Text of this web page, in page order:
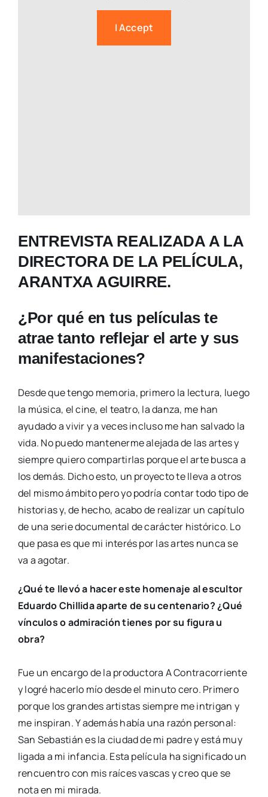
I Accept
ENTREVISTA REALIZADA A LA
DIRECTORA DE LA PELÍCULA,
ARANTXA AGUIRRE.
¿Por qué en tus películas te
atrae tanto reflejar el arte y sus
manifestaciones?
Desde que tengo memoria, primero la lectura, luego
la música, el cine, el teatro, la danza, me han
ayudado a vivir y a veces incluso me han salvado la
vida. No puedo mantenerme alejada de las artes y
siempre quiero compartirlas porque el arte busca a
los demás. Dicho esto, un proyecto te lleva a otros
del mismo ámbito pero yo podría contar todo tipo de
historias y, de hecho, acabo de realizar un capítulo
de una serie documental de carácter histórico. Lo
que pasa es que mi interés por las artes nunca se
va a agotar.
¿Qué te llevó a hacer este homenaje al escultor
Eduardo Chillida aparte de su centenario? ¿Qué
vínculos o admiración tienes por su figura u
obra?
Fue un encargo de la productora A Contracorriente
y logré hacerlo mío desde el minuto cero. Primero
porque los grandes artistas siempre me intrigan y
me inspiran. Y además había una razón personal:
San Sebastián es la ciudad de mi padre y está muy
ligada a mi infancia. Esta película ha significado un
rencuentro con mis raíces vascas y creo que se
nota en mi mirada.